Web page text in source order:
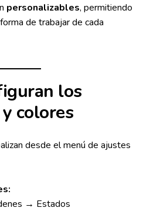
personalizables, permitiendo
de trabajar de cada
los
colores
desde el menú de ajustes
→ Estados